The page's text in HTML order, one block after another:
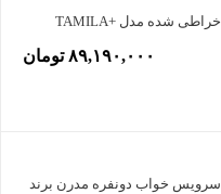
خراطی شده مدل +TAMILA
۸۹,۱۹۰,۰۰۰ تومان
سرویس خواب دونفره مدرن برند